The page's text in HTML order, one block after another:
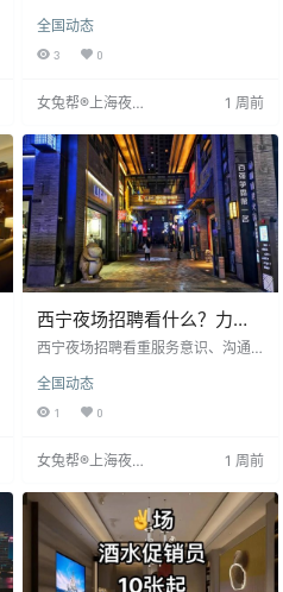
面对面了解场子情况，安全但需留
意时间；网络招聘需筛选信息，警
惕中介及虚假待遇，正规场子会明
全国动态
3 0
女兔帮®上海夜场
1 周前
西宁夜场招聘看什么？力盟
商业巷附近场子真实分享
西宁夜场招聘看重服务意识、沟通
培训。工作轻松，时间固定，薪资
日结1200-2000，月收入可达1.5-3
万，包吃住或提供住房补贴。选择
全国动态
1 0
女兔帮®上海夜场
1 周前